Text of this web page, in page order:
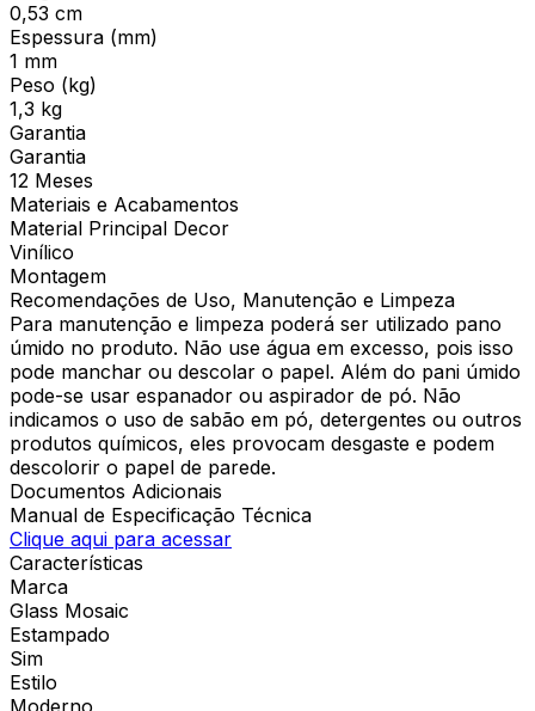
0,53 cm
Espessura (mm)
1 mm
Peso (kg)
1,3 kg
Garantia
Garantia
12 Meses
Materiais e Acabamentos
Material Principal Decor
Vinílico
Montagem
Recomendações de Uso, Manutenção e Limpeza
Para manutenção e limpeza poderá ser utilizado pano
úmido no produto. Não use água em excesso, pois isso
pode manchar ou descolar o papel. Além do pani úmido
pode-se usar espanador ou aspirador de pó. Não
indicamos o uso de sabão em pó, detergentes ou outros
produtos químicos, eles provocam desgaste e podem
descolorir o papel de parede.
Documentos Adicionais
Manual de Especificação Técnica
Clique aqui para acessar
Características
Marca
Glass Mosaic
Estampado
Sim
Estilo
Moderno